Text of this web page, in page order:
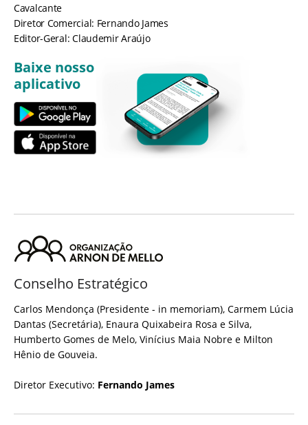
Cavalcante
Diretor Comercial: Fernando James
Editor-Geral: Claudemir Araújo
Baixe nosso
aplicativo
Conselho Estratégico
Carlos Mendonça (Presidente - in memoriam), Carmem Lúcia
Dantas (Secretária), Enaura Quixabeira Rosa e Silva,
Humberto Gomes de Melo, Vinícius Maia Nobre e Milton
Hênio de Gouveia.
Diretor Executivo: Fernando James